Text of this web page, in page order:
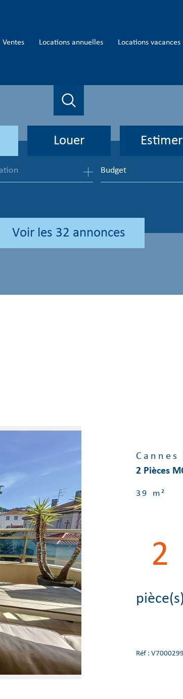
ventes locations annuelles locations vacances
Louer Estimer
Budget
voir les 32 annonces
Cannes
2 Pièces
39 m²
2
Réf :